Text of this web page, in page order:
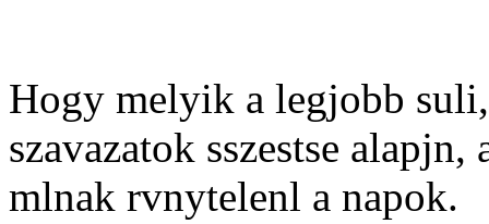
Hogy melyik a legjobb
szavazatok sszestse
mlnak rvnytelenl a napok.